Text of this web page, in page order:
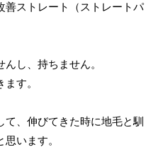
善ストレート（ストレートパ
し、持ちません。
す。
、伸びてきた時に地毛と馴
います。